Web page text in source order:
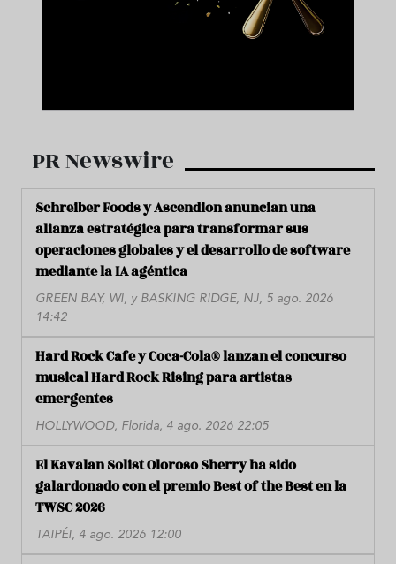
PR Newswire
Schreiber Foods y Ascendion anuncian una
alianza estratégica para transformar sus
operaciones globales y el desarrollo de software
mediante la IA agéntica
GREEN BAY, WI, y BASKING RIDGE, NJ, 5 ago. 2026
14:42
Hard Rock Cafe y Coca-Cola® lanzan el concurso
musical Hard Rock Rising para artistas
emergentes
HOLLYWOOD, Florida, 4 ago. 2026 22:05
El Kavalan Solist Oloroso Sherry ha sido
galardonado con el premio Best of the Best en la
TWSC 2026
TAIPÉI, 4 ago. 2026 12:00